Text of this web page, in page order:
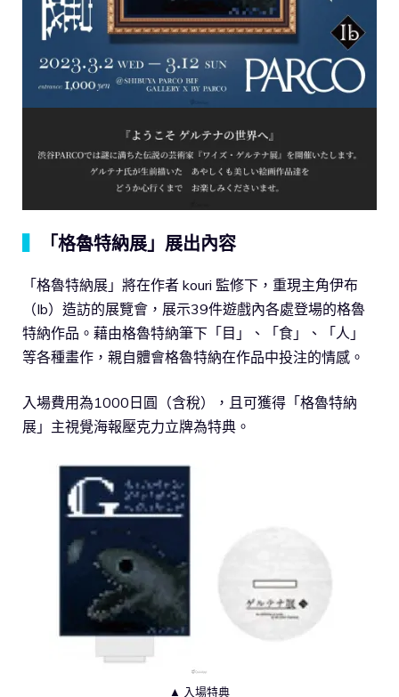
「格魯特納展」展出內容
「格魯特納展」將在作者 kouri 監修下，重現主角伊布
（Ib）造訪的展覽會，展示39件遊戲內各處登場的格魯
特納作品。藉由格魯特納筆下「目」、「食」、「人」
等各種畫作，親自體會格魯特納在作品中投注的情感。
入場費用為1000日圓（含稅），且可獲得「格魯特納
展」主視覺海報壓克力立牌為特典。
▲ 入場特典